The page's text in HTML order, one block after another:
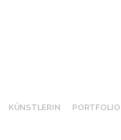
KÜNSTLERIN PORTFOLIO